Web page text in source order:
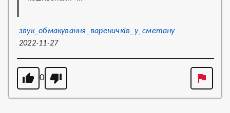
звук_обмакування_вареничків_у_сметану
2022-11-27
0